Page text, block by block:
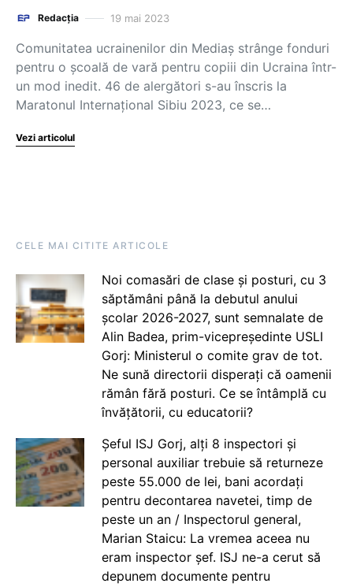
Redacția 19 mai 2023
Comunitatea ucrainenilor din Mediaș strânge fonduri
pentru o școală de vară pentru copiii din Ucraina într-
un mod inedit. 46 de alergători s-au înscris la
Maratonul Internațional Sibiu 2023, ce se…
Vezi articolul
CELE MAI CITITE ARTICOLE
Noi comasări de clase și posturi, cu 3
săptămâni până la debutul anului
școlar 2026-2027, sunt semnalate de
Alin Badea, prim-vicepreședinte USLI
Gorj: Ministerul o comite grav de tot.
Ne sună directorii disperați că oamenii
rămân fără posturi. Ce se întâmplă cu
învățătorii, cu educatorii?
Șeful ISJ Gorj, alți 8 inspectori și
personal auxiliar trebuie să returneze
peste 55.000 de lei, bani acordați
pentru decontarea navetei, timp de
peste un an / Inspectorul general,
Marian Staicu: La vremea aceea nu
eram inspector șef. ISJ ne-a cerut să
depunem documente pentru